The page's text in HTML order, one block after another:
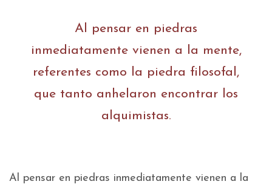
Al pensar en piedras
inmediatamente vienen a la mente,
referentes como la piedra filosofal,
que tanto anhelaron encontrar los
alquimistas.
Al pensar en piedras inmediatamente vienen a la